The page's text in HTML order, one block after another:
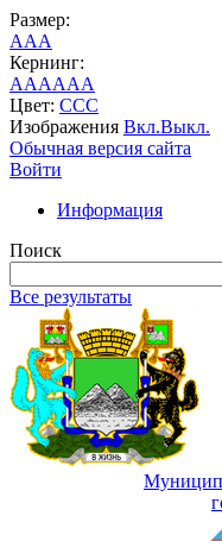
Размер:
AAA
Кернинг:
AAAAAA
Цвет: CCC
Изображения Вкл.Выкл.
Обычная версия сайта
Войти
Информация
Поиск
Все результаты